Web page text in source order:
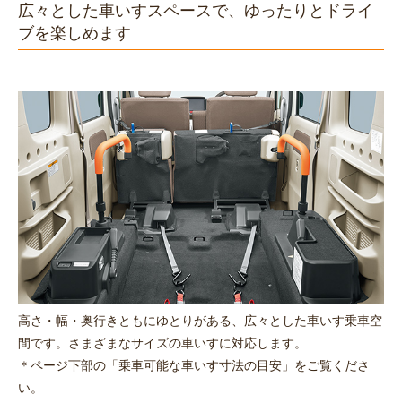
広々とした車いすスペースで、ゆったりとドライ
ブを楽しめます
高さ・幅・奥行きともにゆとりがある、広々とした車いす乗車空
間です。さまざまなサイズの車いすに対応します。
＊ページ下部の「乗車可能な車いす寸法の目安」をご覧くださ
い。